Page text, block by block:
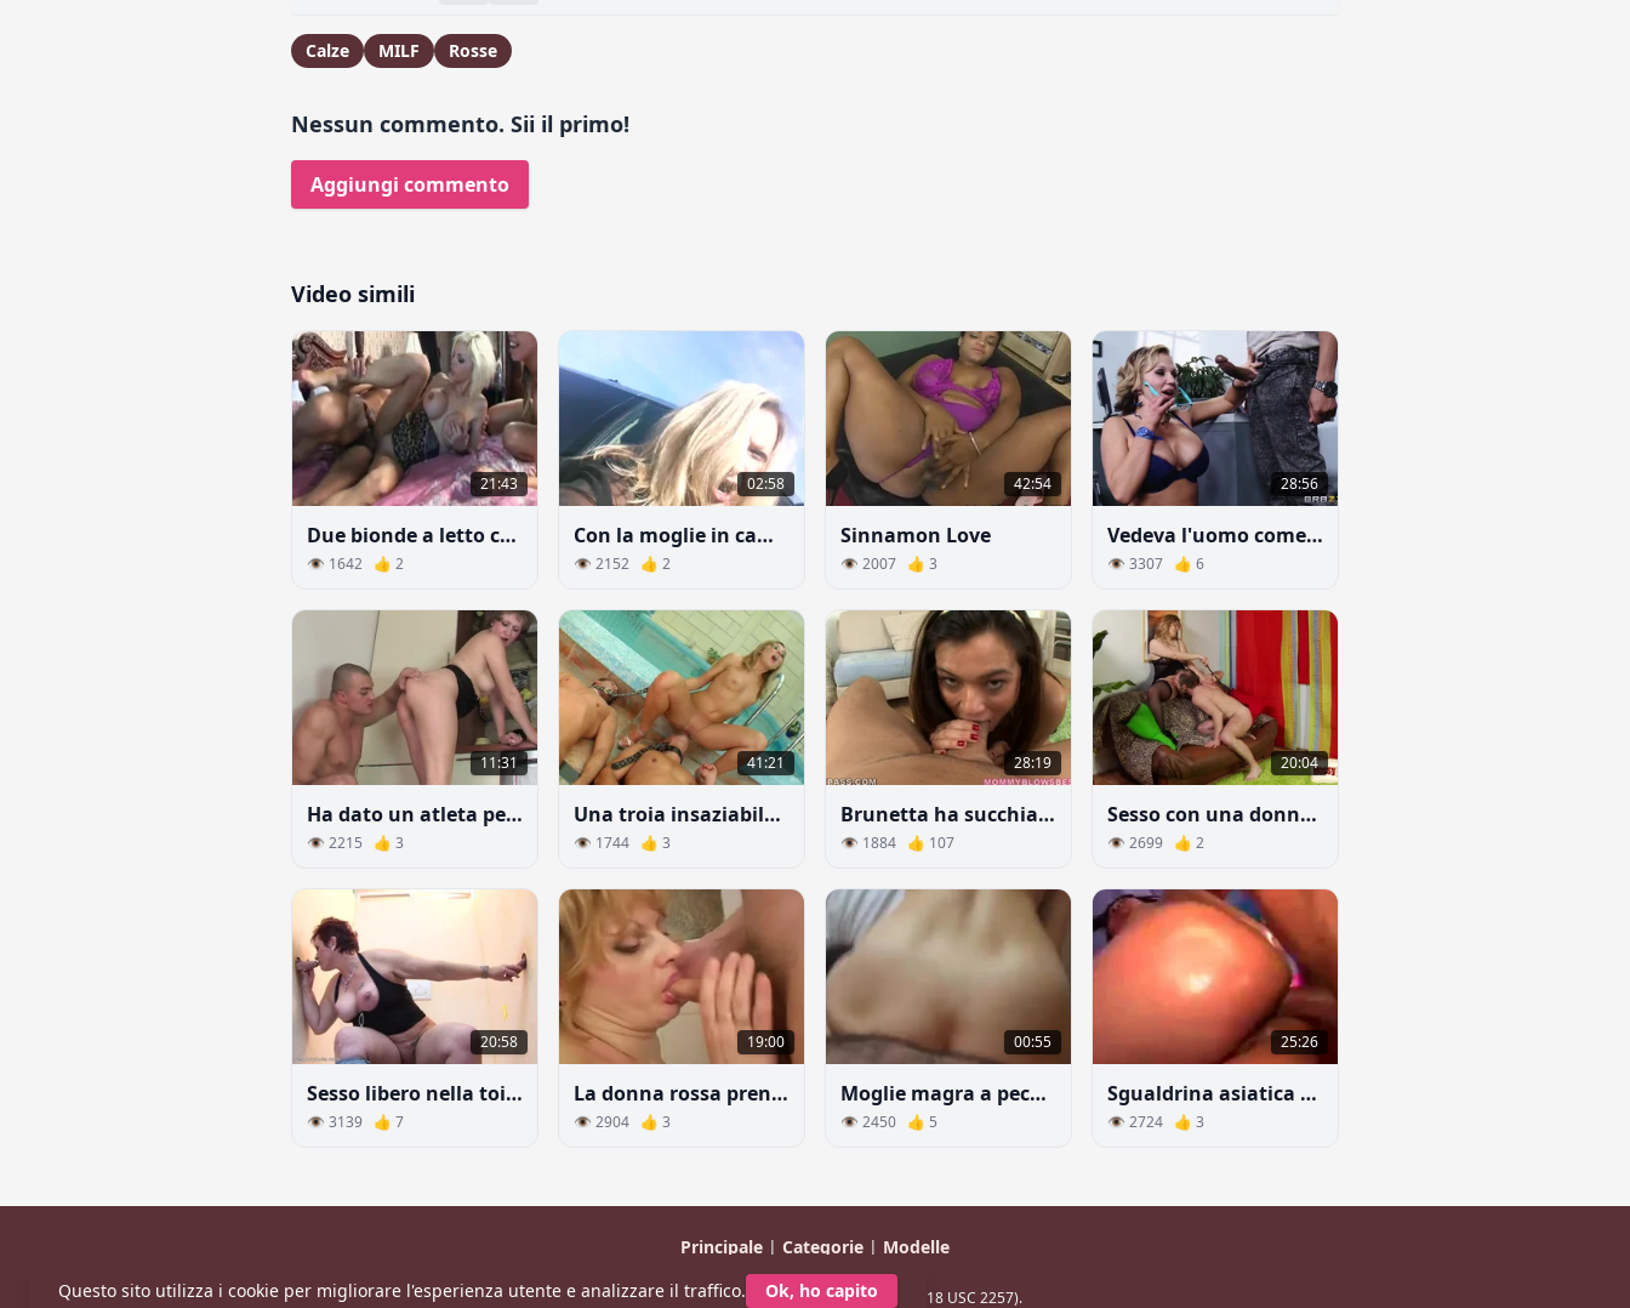
Calze MILF Rosse
Nessun commento. Sii il primo!
Aggiungi commento
Video simili
21:43
Due bionde a letto con lo stesso uomo
👁 1642 👍 2
02:58
Con la moglie in campagna
👁 2152 👍 2
42:54
Sinnamon Love
👁 2007 👍 3
28:56
Vedeva l'uomo come qualcosa di più di un semplice impiegato.
👁 3307 👍 6
11:31
Ha dato un atleta pelato in cucina
👁 2215 👍 3
41:21
Una troia insaziabile e i suoi due schiavi
👁 1744 👍 3
28:19
Brunetta ha succhiato il cazzo del vicino dopo una discussione con la moglie
👁 1884 👍 107
20:04
Sesso con una donna molto prepotente
👁 2699 👍 2
20:58
Sesso libero nella toilette
👁 3139 👍 7
19:00
La donna rossa prende con disgusto il rompollo del figliastro
👁 2904 👍 3
00:55
Moglie magra a pecorina scopa
👁 2450 👍 5
25:26
Sgualdrina asiatica scopa nel culo con un uomo con il casco
👁 2724 👍 3
Principale | Categorie | Modelle
© 2026 CaldaDonna.com
Tutti i modelli hanno più di 18 anni (Conformità 18 USC 2257).
Questo sito utilizza i cookie per migliorare l'esperienza utente e analizzare il traffico. Ok, ho capito